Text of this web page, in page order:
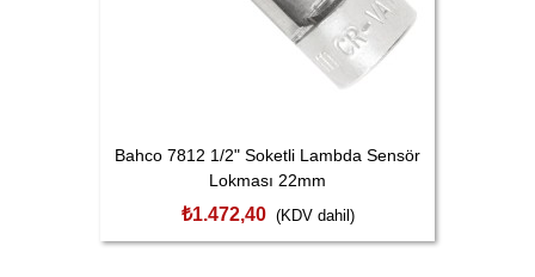
Bahco 7812 1/2" Soketli Lambda Sensör
Lokması 22mm
₺1.472,40 (KDV dahil)